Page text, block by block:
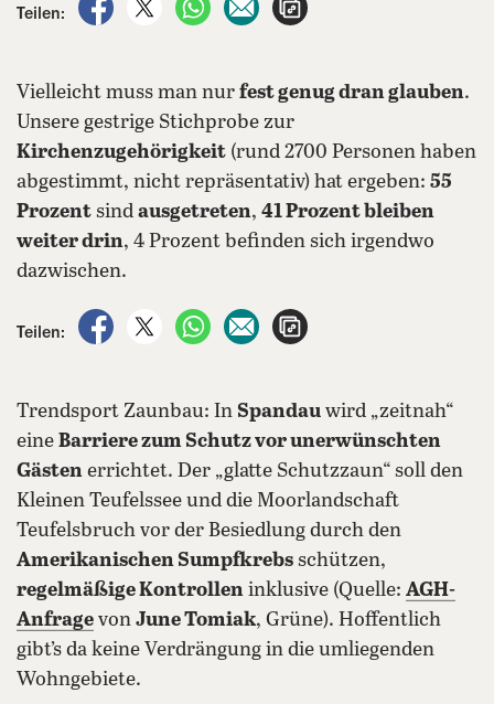
Teilen:
Vielleicht muss man nur fest genug dran glauben.
Unsere gestrige Stichprobe zur
Kirchenzugehörigkeit (rund 2700 Personen haben
abgestimmt, nicht repräsentativ) hat ergeben: 55
Prozent sind ausgetreten, 41 Prozent bleiben
weiter drin, 4 Prozent befinden sich irgendwo
dazwischen.
Teilen:
auf Facebook teilen
auf X teilenper WhatsApp teilen
per E-Mail teilen
Trendsport Zaunbau: In Spandau wird „zeitnah“
eine Barriere zum Schutz vor unerwünschten
Gästen errichtet. Der „glatte Schutzzaun“ soll den
Kleinen Teufelssee und die Moorlandschaft
Teufelsbruch vor der Besiedlung durch den
Amerikanischen Sumpfkrebs schützen,
regelmäßige Kontrollen inklusive (Quelle: AGH-
Anfrage von June Tomiak, Grüne). Hoffentlich
gibt’s da keine Verdrängung in die umliegenden
Wohngebiete.